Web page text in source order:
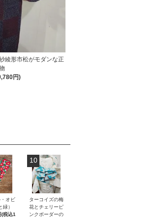
綾形市松がモダンな正
円)
オビ
緑）
税込1
10
ターコイズの梅
花とチェリーピ
ンクボーダーの